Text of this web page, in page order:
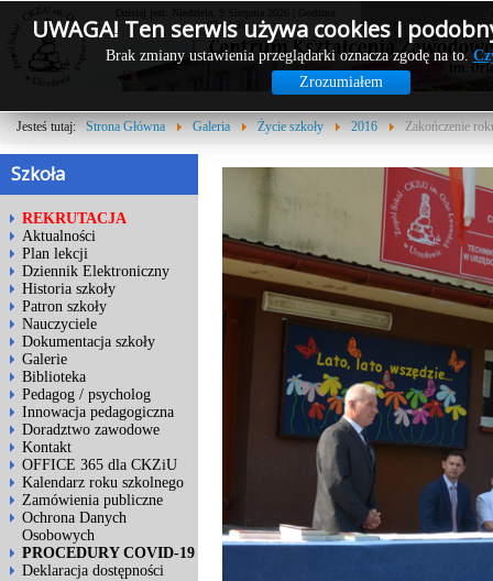
UWAGA! Ten serwis używa cookies i
Brak zmiany ustawienia przeglądarki oznacza zgodę na to.
Zrozumiałem
Dzisiaj jest: Niedziela, 9 Sierpnia 2026 | Godzina:
07:44:30
Jesteś tutaj: Strona Główna Galeria Życie szkoły 2016 Zakończenie
Szkoła
REKRUTACJA
Aktualności
Plan lekcji
Dziennik Elektroniczny
Historia szkoły
Patron szkoły
Nauczyciele
Dokumentacja szkoły
Galerie
Biblioteka
Pedagog / psycholog
Innowacja pedagogiczna
Doradztwo zawodowe
Kontakt
OFFICE 365 dla CKZiU
Kalendarz roku szkolnego
Zamówienia publiczne
Ochrona Danych
Osobowych
PROCEDURY COVID-19
Deklaracja dostępności